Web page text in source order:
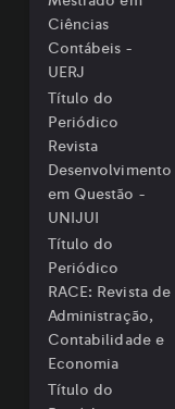
Ciências
Contábeis -
UERJ
Título do
Periódico
Revista
Desenvolvimento
em Questão -
UNIJUI
Título do
Periódico
RACE: Revista de
Administração,
Contabilidade e
Economia
Título do